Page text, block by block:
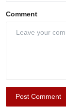
Comment
Post Comment